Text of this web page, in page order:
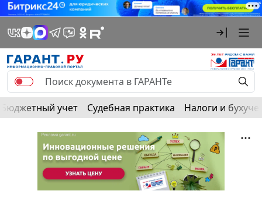
Бюджетный учет Судебная практика Налоги и